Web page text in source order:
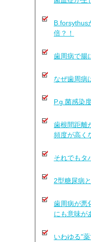
B.forsythus
倍？！
歯周病で腸
なぜ歯周病
P.g.菌感染
歯根間距離
頻度が高く
それでもタ
2型糖尿病
歯周病が悪
にも意味が
いわゆる"